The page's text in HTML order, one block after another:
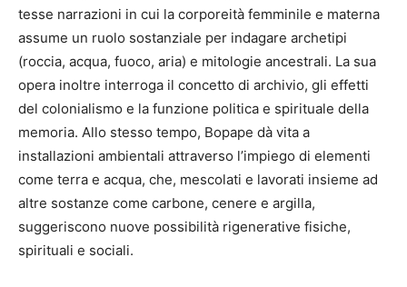
tesse narrazioni in cui la corporeità femminile e materna
assume un ruolo sostanziale per indagare archetipi
(roccia, acqua, fuoco, aria) e mitologie ancestrali. La sua
opera inoltre interroga il concetto di archivio, gli effetti
del colonialismo e la funzione politica e spirituale della
memoria. Allo stesso tempo, Bopape dà vita a
installazioni ambientali attraverso l’impiego di elementi
come terra e acqua, che, mescolati e lavorati insieme ad
altre sostanze come carbone, cenere e argilla,
suggeriscono nuove possibilità rigenerative fisiche,
spirituali e sociali.